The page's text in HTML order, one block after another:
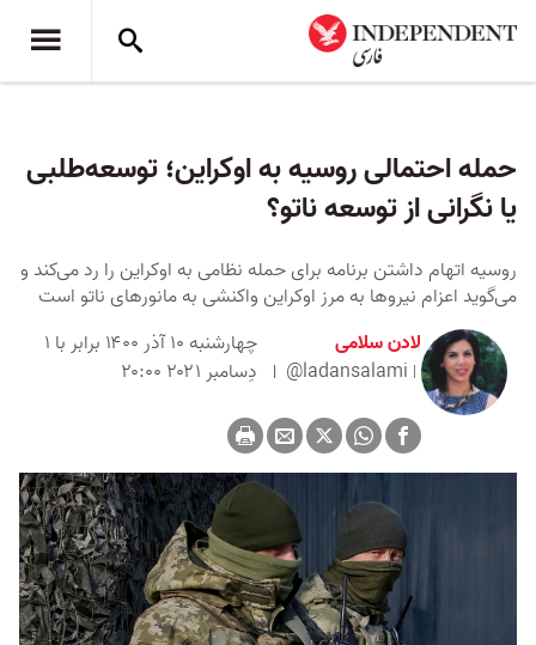
حمله احتمالی روسیه به اوکراین؛ توسعه‌طلبی
یا نگرانی از توسعه ناتو؟
روسیه اتهام داشتن برنامه برای حمله نظامی به اوکراین را رد می‌کند و
می‌گوید اعزام نیروها به مرز اوکراین واکنشی به مانورهای ناتو است
لادن سلامی
@ladansalami
چهارشنبه ۱۰ آذر ۱۴۰۰ برابر با ۱
دِسامبر ۲۰۲۱ ۲۰:۰۰